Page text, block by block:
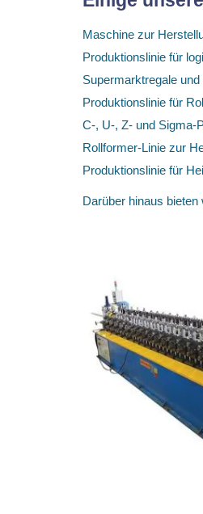
Maschine zur
Produktionslinie für
Supermarktregale
Produktionslinie für
C-, U-, Z- und Sigma-
Rollformer-Linie zur
Produktionslinie für
Darüber hinaus